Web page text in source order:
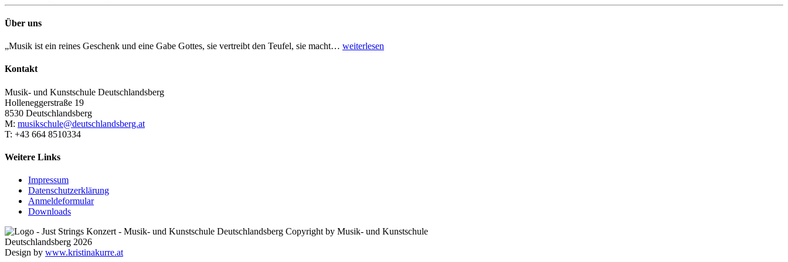
Über uns
„Musik ist ein reines Geschenk und eine Gabe Gottes, sie vertreibt den Teufel, sie macht… weiterlesen
Kontakt
Musik- und Kunstschule Deutschlandsberg
Holleneggerstraße 19
8530 Deutschlandsberg
M: musikschule@deutschlandsberg.at
T: +43 664 8510334
Weitere Links
Impressum
Datenschutzerklärung
Anmeldeformular
Downloads
Copyright by Musik- und Kunstschule
Deutschlandsberg 2026
Design by www.kristinakurre.at